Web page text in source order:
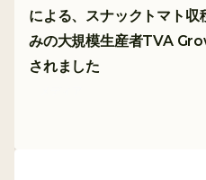
による、スナックトマト
みの大規模生産者TVA
されました